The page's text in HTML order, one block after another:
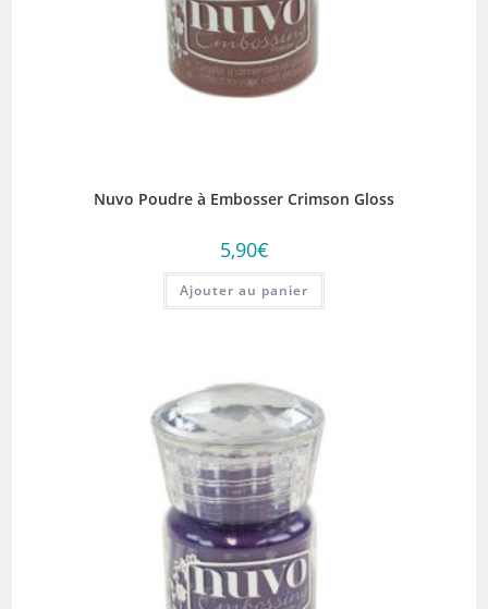
Nuvo Poudre à Embosser Crimson Gloss
5,90€
Ajouter au panier